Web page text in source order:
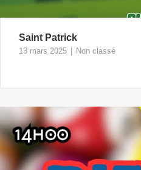
Saint Patrick
13 mars 2025 Non classé